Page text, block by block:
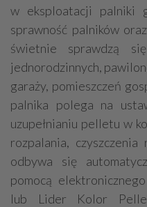
w eksploatacji palniki
sprawność palników
świetnie sprawdzą
jednorodzinnych,
garaży, pomieszczeń
palnika polega na
uzupełnianiu pelletu w
rozpalania,
odbywa się
pomocą
lub Lider Kolor